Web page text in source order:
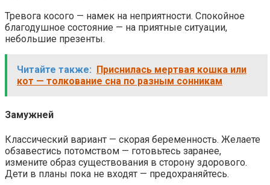
Тревога косого — намек на неприятности. Спокойное
благодушное состояние — на приятные ситуации,
небольшие презенты.
Читайте также: Приснилась мертвая кошка или
кот — толкование сна по разным сонникам
Замужней
Классический вариант — скорая беременность. Желаете
обзавестись потомством — готовьтесь заранее,
измените образ существования в сторону здорового.
Дети в планы пока не входят — предохраняйтесь.